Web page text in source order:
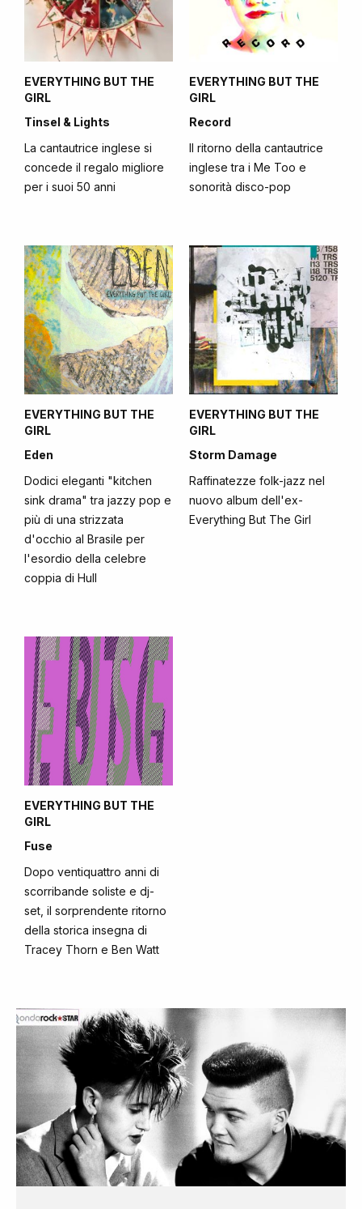
EVERYTHING BUT THE
GIRL
Tinsel & Lights
La cantautrice inglese si
concede il regalo migliore
per i suoi 50 anni
EVERYTHING BUT THE
GIRL
Record
Il ritorno della cantautrice
inglese tra i Me Too e
sonorità disco-pop
EVERYTHING BUT THE
GIRL
Eden
Dodici eleganti "kitchen
sink drama" tra jazzy pop e
più di una strizzata
d'occhio al Brasile per
l'esordio della celebre
coppia di Hull
EVERYTHING BUT THE
GIRL
Storm Damage
Raffinatezze folk-jazz nel
nuovo album dell'ex-
Everything But The Girl
EVERYTHING BUT THE
GIRL
Fuse
Dopo ventiquattro anni di
scorribande soliste e dj-
set, il sorprendente ritorno
della storica insegna di
Tracey Thorn e Ben Watt